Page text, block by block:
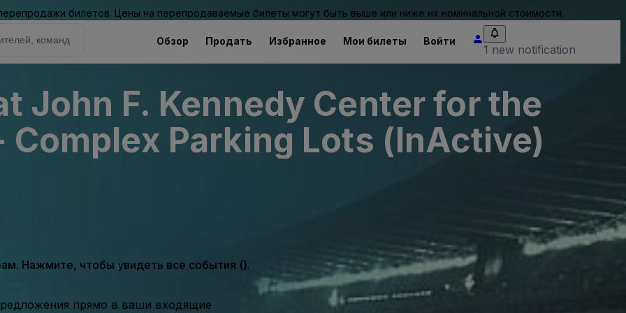
билетов. Цены на перепродаваемые билеты могут быть выше или ниже их номинальной стоимости.
Обзор Продать Избранное Мои билеты Войти
1 new notification
John F. Kennedy Center for the
Parking Lots (InActive)
Нажмите, чтобы увидеть все события ().
прямо в ваши входящие